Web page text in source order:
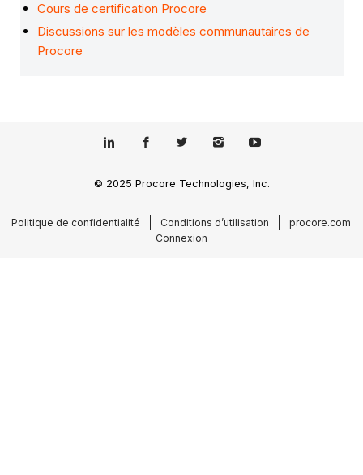
Cours de certification Procore
Discussions sur les modèles communautaires de
Procore
© 2025 Procore Technologies, Inc.
Politique de confidentialité Conditions d’utilisation
procore.com
Connexion